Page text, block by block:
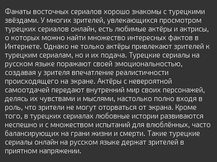
Фанаты восточных сериалов хорошо знакомы с турецкими
звёздами. У многих зрителей, увлекающихся просмотром
турецких сериалов онлайн, есть любимые актёры и актрисы,
о которых можно найти множество интересных фактов в
Интернете. Однако не только актёры привлекают зрителей к
турецким сериалам, но и их подача. Турецкие сериалы на
русском языке поражают своей эмоциональностью,
создавая у зрителя впечатление реалистичности
происходящего на экране. Актёры с невероятной
самоотдачей передают внутренний мир своих персонажей,
делясь их чувствами и мыслями, настолько полно входя в
роль, что зрители не могут оторваться от экрана. Кроме
того, в турецких сериалах любовные истории развиваются
неспешно и с множеством испытаний для влюблённых, часто
балансирующих на грани жизни и смерти. Такие турецкие
сериалы онлайн на русском языке держат зрителей в
приятном напряжении.